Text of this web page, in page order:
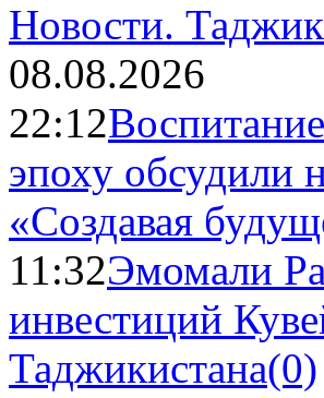
Новости.
08.08.2026
22:12
эпоху обсудили
«Создавая
11:32Эмомали
инвестиций
Таджикистана(0)